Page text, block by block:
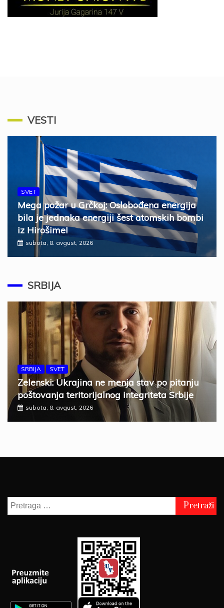
VESTI
SVET
Mega požar u Grčkoj: Oslobođena energija
bila je jednaka energiji šest atomskih bombi
iz Hirošime!
subota, 8. avgust, 2026
SRBIJA
SRBIJA SVET
Zelenski: Ukrajina ne menja stav po pitanju
poštovanja teritorijalnog integriteta Srbije
subota, 8. avgust, 2026
Pretraga
za: